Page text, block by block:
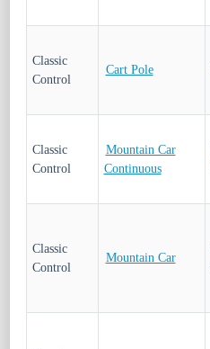
Classic
Control
Cart Pole
Classic
Control
Mountain Car
Continuous
Classic
Control
Mountain Car